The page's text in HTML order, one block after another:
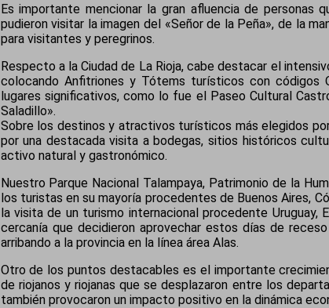
Es importante mencionar la gran afluencia de
pudieron visitar la imagen del «Señor de la Peña», de la
para visitantes y peregrinos.
Respecto a la Ciudad de La Rioja, cabe destacar el
colocando Anfitriones y Tótems turísticos con códigos
lugares significativos, como lo fue el Paseo Cultural
Saladillo».
Sobre los destinos y atractivos turísticos más elegidos
por una destacada visita a bodegas, sitios históricos
activo natural y gastronómico.
Nuestro Parque Nacional Talampaya, Patrimonio de la
los turistas en su mayoría procedentes de Buenos Aires,
la visita de un turismo internacional procedente Uruguay,
cercanía que decidieron aprovechar estos días de
arribando a la provincia en la línea área Alas.
Otro de los puntos destacables es el importante
de riojanos y riojanas que se desplazaron entre los
también provocaron un impacto positivo en la dinámica